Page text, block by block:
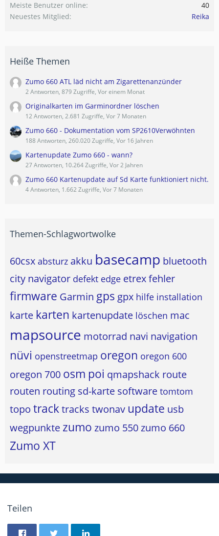
Meiste Benutzer online
40
Neuestes Mitglied
Reika
Heiße Themen
Zumo 660 ATL läd nicht am Zigarettenanzünder
2 Antworten, 879 Zugriffe, Vor einem Monat
Originalkarten im Garminordner löschen
12 Antworten, 2.681 Zugriffe, Vor 7 Monaten
Zumo 660 - Dokumentation vom SP2610Verwöhnten
188 Antworten, 260.020 Zugriffe, Vor 16 Jahren
Kartenupdate Zumo 660 - wann?
27 Antworten, 10.264 Zugriffe, Vor 2 Jahren
Zumo 660 Kartenupdate auf Sd Karte funktioniert nicht.
4 Antworten, 1.662 Zugriffe, Vor 7 Monaten
Themen-Schlagwortwolke
60csx absturz akku basecamp bluetooth
city navigator defekt edge etrexfehler
firmware Garmin gps gpx hilfe installation
karte karten kartenupdate löschen mac
mapsource motorrad navi navigation
nüvi openstreetmap oregon oregon 600
oregon 700 osm poi qmapshack route
routen routing sd-karte software tomtom
topo tracktracks twonav update usb
wegpunkte zumo zumo 550zumo 660
Zumo XT
Teilen